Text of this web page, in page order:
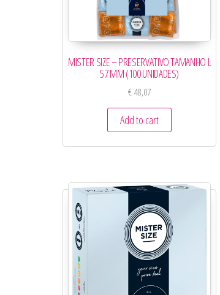
MISTER SIZE – PRESERVATIVO TAMANHO L
57 MM (100 UNIDADES)
€48,07
Add to cart